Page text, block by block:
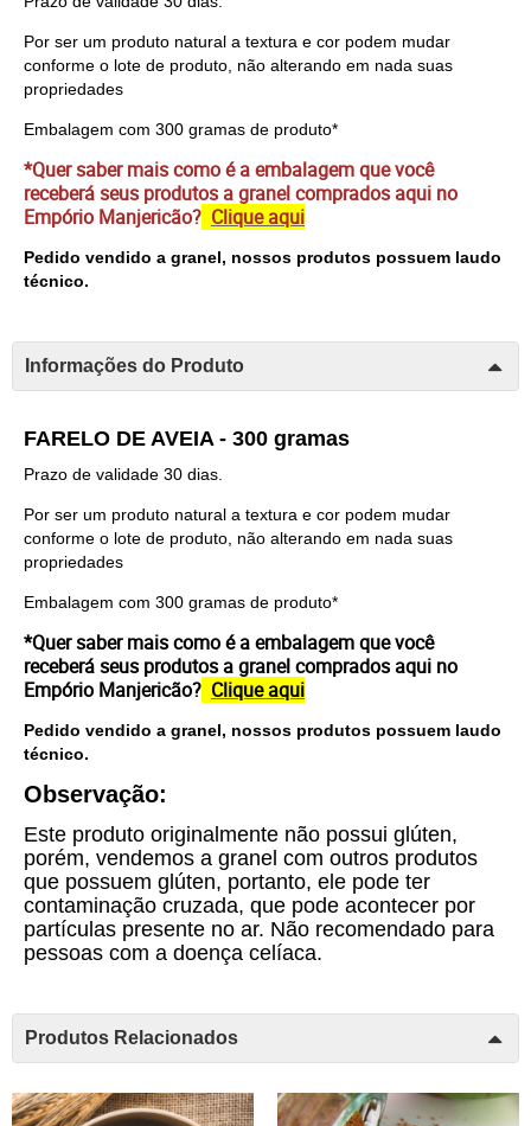
Por ser um produto natural a textura e cor podem mudar
conforme o lote de produto, não alterando em nada suas
propriedades
Embalagem com 300 gramas de produto*
*Quer saber mais como é a embalagem que você
receberá seus produtos a granel comprados aqui no
Empório Manjericão? Clique aqui
Pedido vendido a granel, nossos produtos possuem laudo
técnico.
Informações do Produto
FARELO DE AVEIA - 300 gramas
Prazo de validade 30 dias.
Por ser um produto natural a textura e cor podem mudar
conforme o lote de produto, não alterando em nada suas
propriedades
Embalagem com 300 gramas de produto*
*Quer saber mais como é a embalagem que você
receberá seus produtos a granel comprados aqui no
Empório Manjericão? Clique aqui
Pedido vendido a granel, nossos produtos possuem laudo
técnico.
Observação:
Este produto originalmente não possui glúten,
porém, vendemos a granel com outros produtos
que possuem glúten, portanto, ele pode ter
contaminação cruzada, que pode acontecer por
partículas presente no ar. Não recomendado para
pessoas com a doença celíaca.
Produtos Relacionados